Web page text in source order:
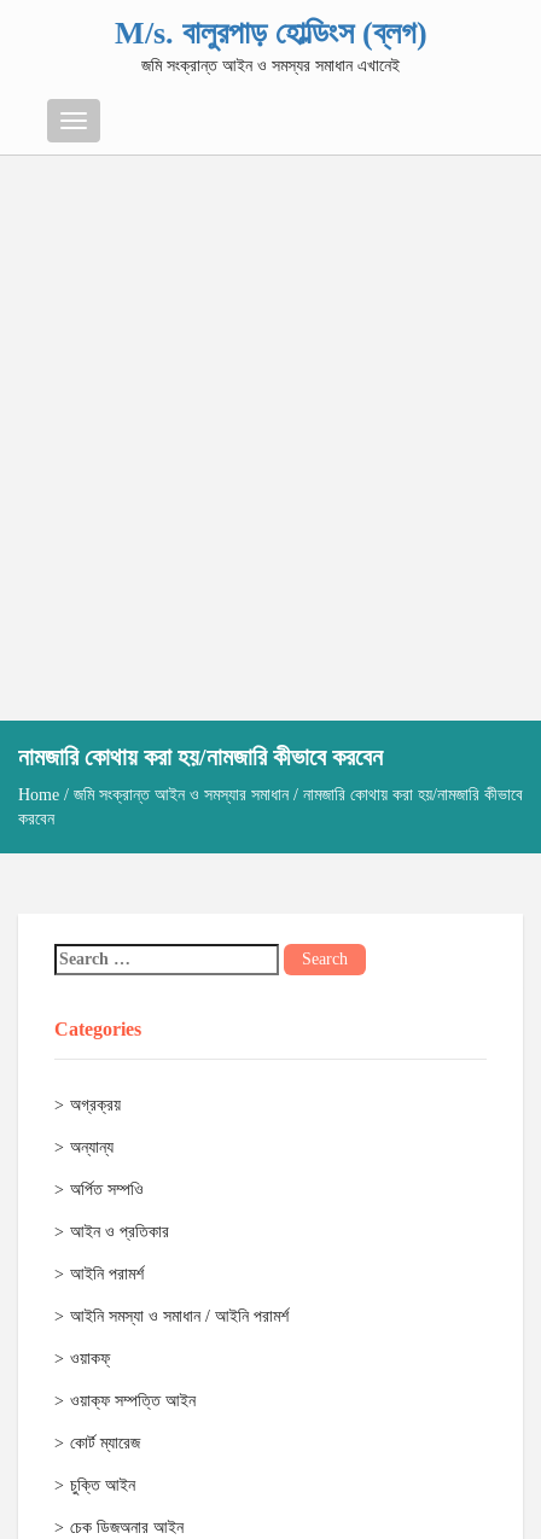
M/s. বালুরপাড় হোল্ডিংস (ব্লগ)
জমি সংক্রান্ত আইন ও সমস্যর সমাধান এখানেই
Menu
নামজারি কোথায় করা হয়/নামজারি কীভাবে করবেন
Home / জমি সংক্রান্ত আইন ও সমস্যার সমাধান/ নামজারি কোথায় করা হয়/নামজারি কীভাবে
করবেন
Categories
অগ্রক্রয়
অন্যান্য
অর্পিত সম্পওি
আইন ও প্রতিকার
আইনি পরামর্শ
আইনি সমস্যা ও সমাধান / আইনি পরামর্শ
ওয়াকফ্
ওয়াক্‌ফ সম্পত্তি আইন
কোর্ট ম্যারেজ
চুক্তি আইন
চেক ডিজঅনার আইন